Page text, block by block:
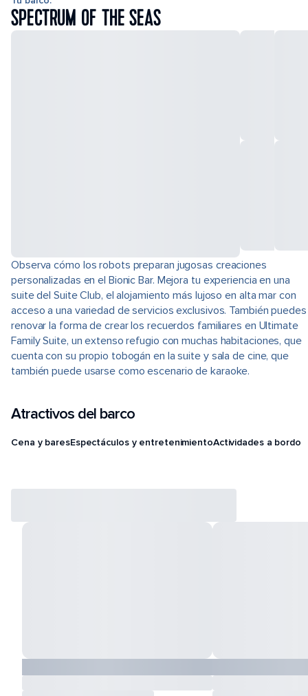
SPECTRUM OF THE SEAS
Observa cómo los robots preparan jugosas creaciones
personalizadas en el Bionic Bar. Mejora tu experiencia en una
suite del Suite Club, el alojamiento más lujoso en alta mar con
acceso a una variedad de servicios exclusivos. También puedes
renovar la forma de crear los recuerdos familiares en Ultimate
Family Suite, un extenso refugio con muchas habitaciones, que
cuenta con su propio tobogán en la suite y sala de cine, que
también puede usarse como escenario de karaoke.
Atractivos del barco
Cena y baresEspectáculos y entretenimientoActividades a bordo